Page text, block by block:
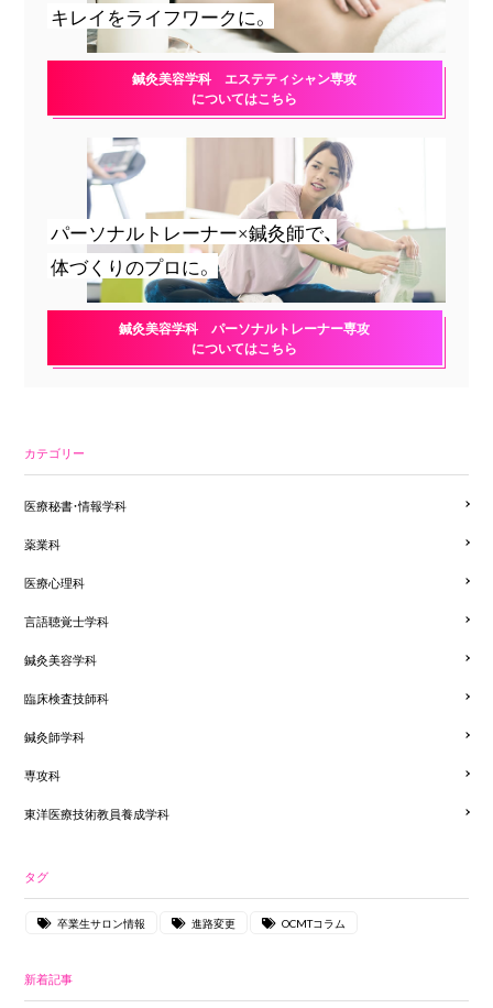
キレイをライフワークに。
鍼灸美容学科 エステティシャン専攻
についてはこちら
パーソナルトレーナー×鍼灸師で、
体づくりのプロに。
鍼灸美容学科 パーソナルトレーナー専攻
についてはこちら
カテゴリー
医療秘書・情報学科
薬業科
医療心理科
言語聴覚士学科
鍼灸美容学科
臨床検査技師科
鍼灸師学科
専攻科
東洋医療技術教員養成学科
タグ
卒業生サロン情報 進路変更 OCMTコラム
新着記事